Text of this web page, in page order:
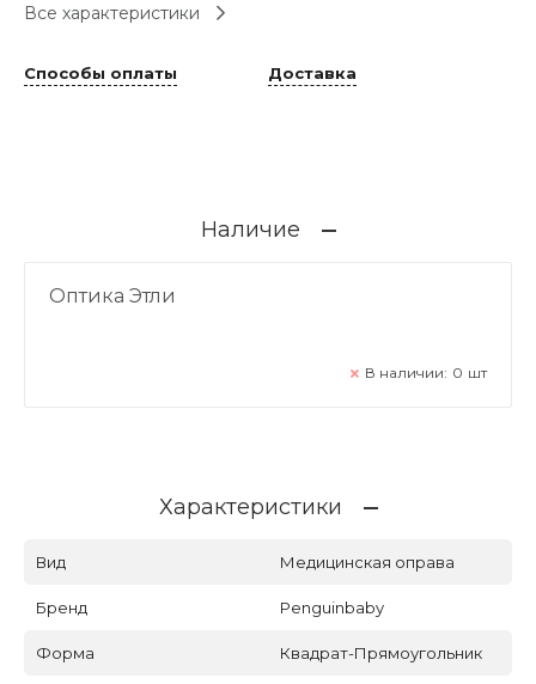
Все характеристики
Способы оплаты Доставка
Наличие
Оптика Этли
В наличии: 0 шт
Характеристики
Вид Медицинская оправа
Бренд Penguinbaby
Форма Квадрат-Прямоугольник